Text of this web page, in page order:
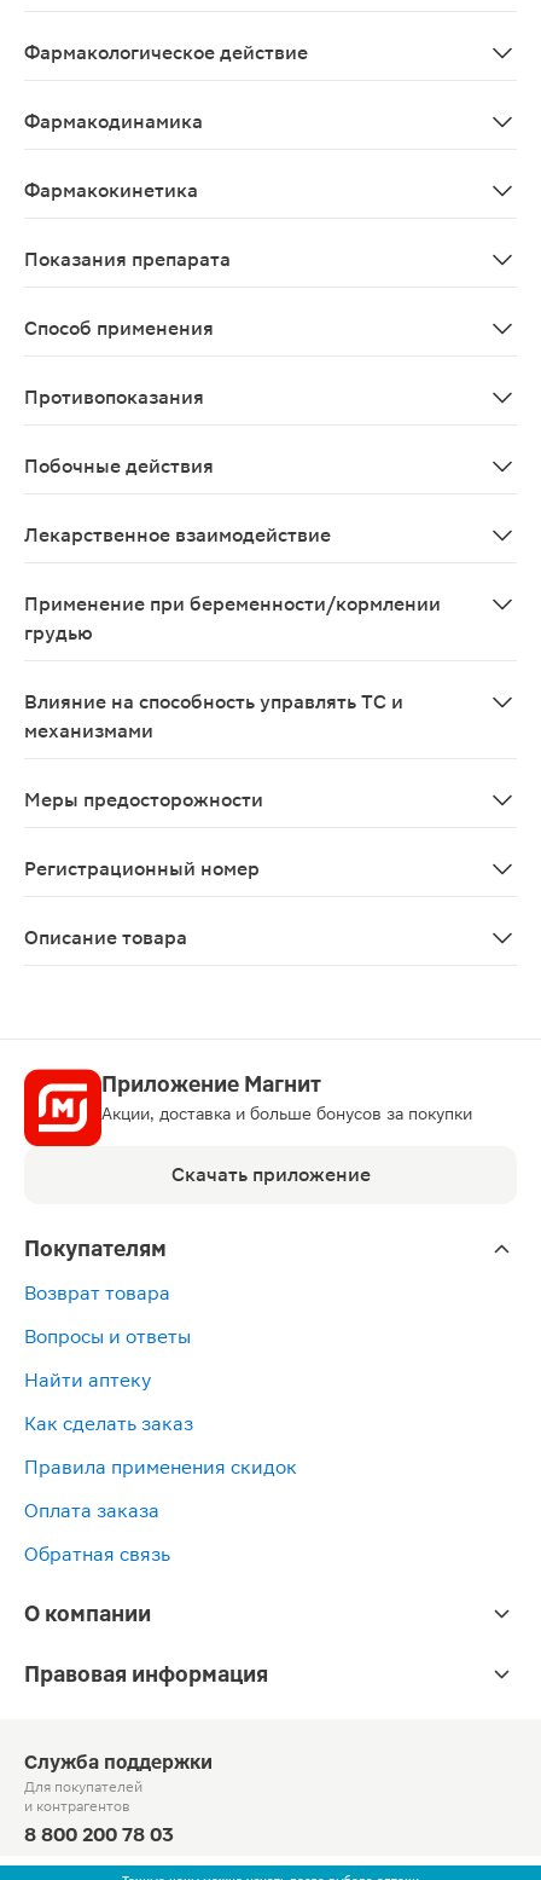
Фармакологическое действие
Фармакодинамика
Фармакокинетика
Показания препарата
Способ применения
Противопоказания
Побочные действия
Лекарственное взаимодействие
Применение при беременности/кормлении
грудью
Влияние на способность управлять ТС и
механизмами
Меры предосторожности
Регистрационный номер
Описание товара
Приложение Магнит
Акции, доставка и больше бонусов за покупки
Скачать приложение
Покупателям
Возврат товара
Вопросы и ответы
Найти аптеку
Как сделать заказ
Правила применения скидок
Оплата заказа
Обратная связь
О компании
Правовая информация
Служба поддержки
Для покупателей
и контрагентов
8 800 200 78 03
Круглосуточно, звонок по России бесплатный